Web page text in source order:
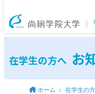
在学生の方へ お
ホーム 在学生の